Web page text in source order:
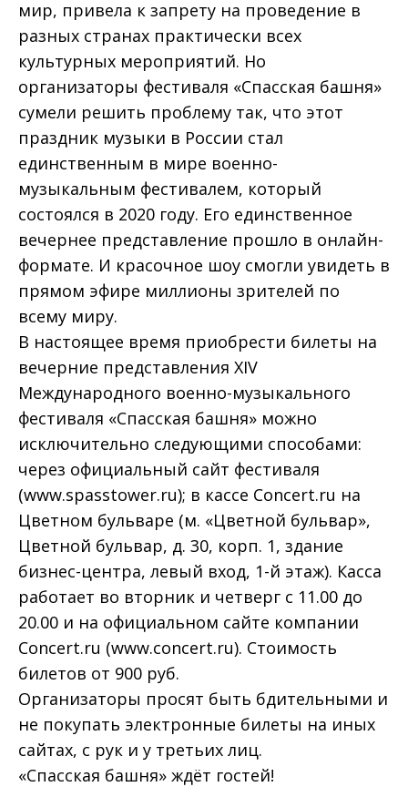
мир, привела к запрету на проведение в
разных странах практически всех
культурных мероприятий. Но
организаторы фестиваля «Спасская башня»
сумели решить проблему так, что этот
праздник музыки в России стал
единственным в мире военно-
музыкальным фестивалем, который
состоялся в 2020 году. Его единственное
вечернее представление прошло в онлайн-
формате. И красочное шоу смогли увидеть в
прямом эфире миллионы зрителей по
всему миру.
В настоящее время приобрести билеты на
вечерние представления XIV
Международного военно-музыкального
фестиваля «Спасская башня» можно
исключительно следующими способами:
через официальный сайт фестиваля
(www.spasstower.ru); в кассе Concert.ru на
Цветном бульваре (м. «Цветной бульвар»,
Цветной бульвар, д. 30, корп. 1, здание
бизнес-центра, левый вход, 1-й этаж). Касса
работает во вторник и четверг с 11.00 до
20.00 и на официальном сайте компании
Concert.ru (www.concert.ru). Стоимость
билетов от 900 руб.
Организаторы просят быть бдительными и
не покупать элект­ронные билеты на иных
сайтах, с рук и у третьих лиц.
«Спасская башня» ждёт гостей!